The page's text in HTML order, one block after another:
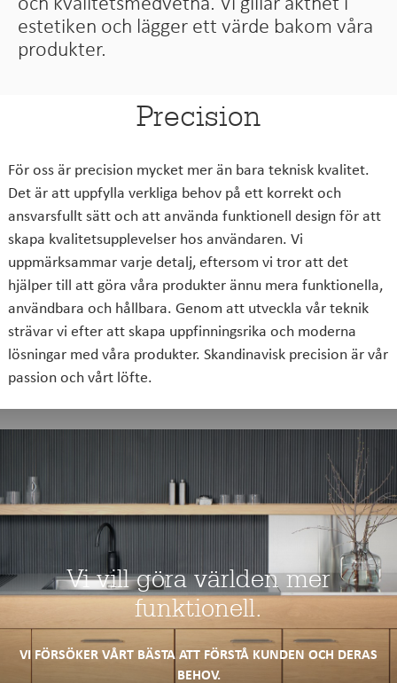
estetiken och lägger ett värde bakom våra
produkter.
Precision
För oss är precision mycket mer än bara teknisk kvalitet.
Det är att uppfylla verkliga behov på ett korrekt och
ansvarsfullt sätt och att använda funktionell design för att
skapa kvalitetsupplevelser hos användaren. Vi
uppmärksammar varje detalj, eftersom vi tror att det
hjälper till att göra våra produkter ännu mera funktionella,
användbara och hållbara. Genom att utveckla vår teknik
strävar vi efter att skapa uppfinningsrika och moderna
lösningar med våra produkter. Skandinavisk precision är vår
passion och vårt löfte.
Vi vill göra världen mer
funktionell.
VI FÖRSÖKER VÅRT BÄSTA ATT FÖRSTÅ KUNDEN OCH DERAS
BEHOV.